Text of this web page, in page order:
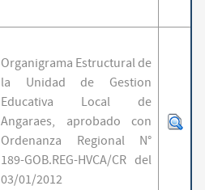
Organigrama Estructural de
la Unidad de Gestion
Educativa Local de
Angaraes, aprobado con
Ordenanza Regional N°
189-GOB.REG-HVCA/CR del
03/01/2012